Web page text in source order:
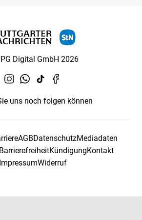
Digital GmbH 2026
uns noch folgen können
AGBDatenschutzMediadaten
KündigungKontakt
ImpressumWiderruf